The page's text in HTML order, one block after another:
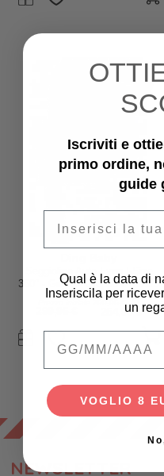
-15%
Seggiolino Auto Fynn I-Size
360° - Grigio - Gruppo 0+/1/2/3
299,95 €
254,96 €
NEWSLETTER
Iscriviti e
primo ordine,
guide
Qual è la data di
Inseriscila per
un
VOGLIO 8